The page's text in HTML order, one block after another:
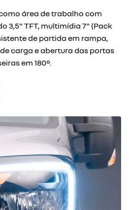
área de trabalho com
3,5" TFT, multimídia 7" (Pack
de partida em rampa,
carga e abertura das portas
em 180°.